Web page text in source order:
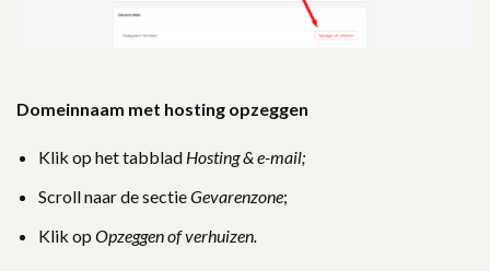
Domeinnaam met hosting opzeggen
Klik op het tabblad Hosting & e-mail;
Scroll naar de sectieGevarenzone;
Klik op Opzeggen of verhuizen.